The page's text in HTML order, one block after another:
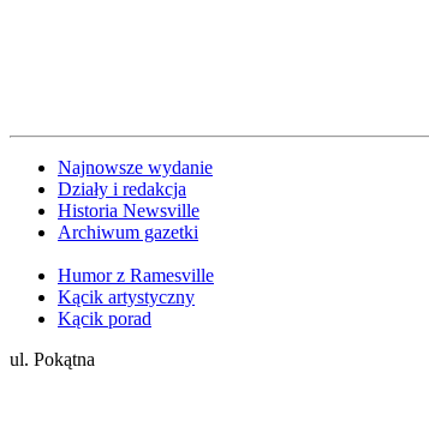
Najnowsze wydanie
Działy i redakcja
Historia Newsville
Archiwum gazetki
Humor z Ramesville
Kącik artystyczny
Kącik porad
ul. Pokątna